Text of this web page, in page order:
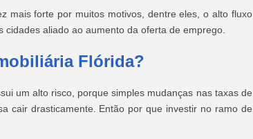
mais forte por muitos motivos, dentre eles, o alto fluxo
aliado ao aumento da oferta de emprego.
Flórida?
um alto risco, porque simples mudanças nas taxas de
cair drasticamente. Então por que investir no ramo de